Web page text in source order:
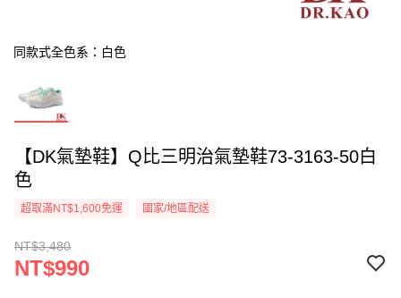
同款式全色系：白色
【DK氣墊鞋】Q比三明治氣墊鞋73-3163-50白
色
超取滿NT$1,600免運 國家/地區配送
NT$3,480
NT$990